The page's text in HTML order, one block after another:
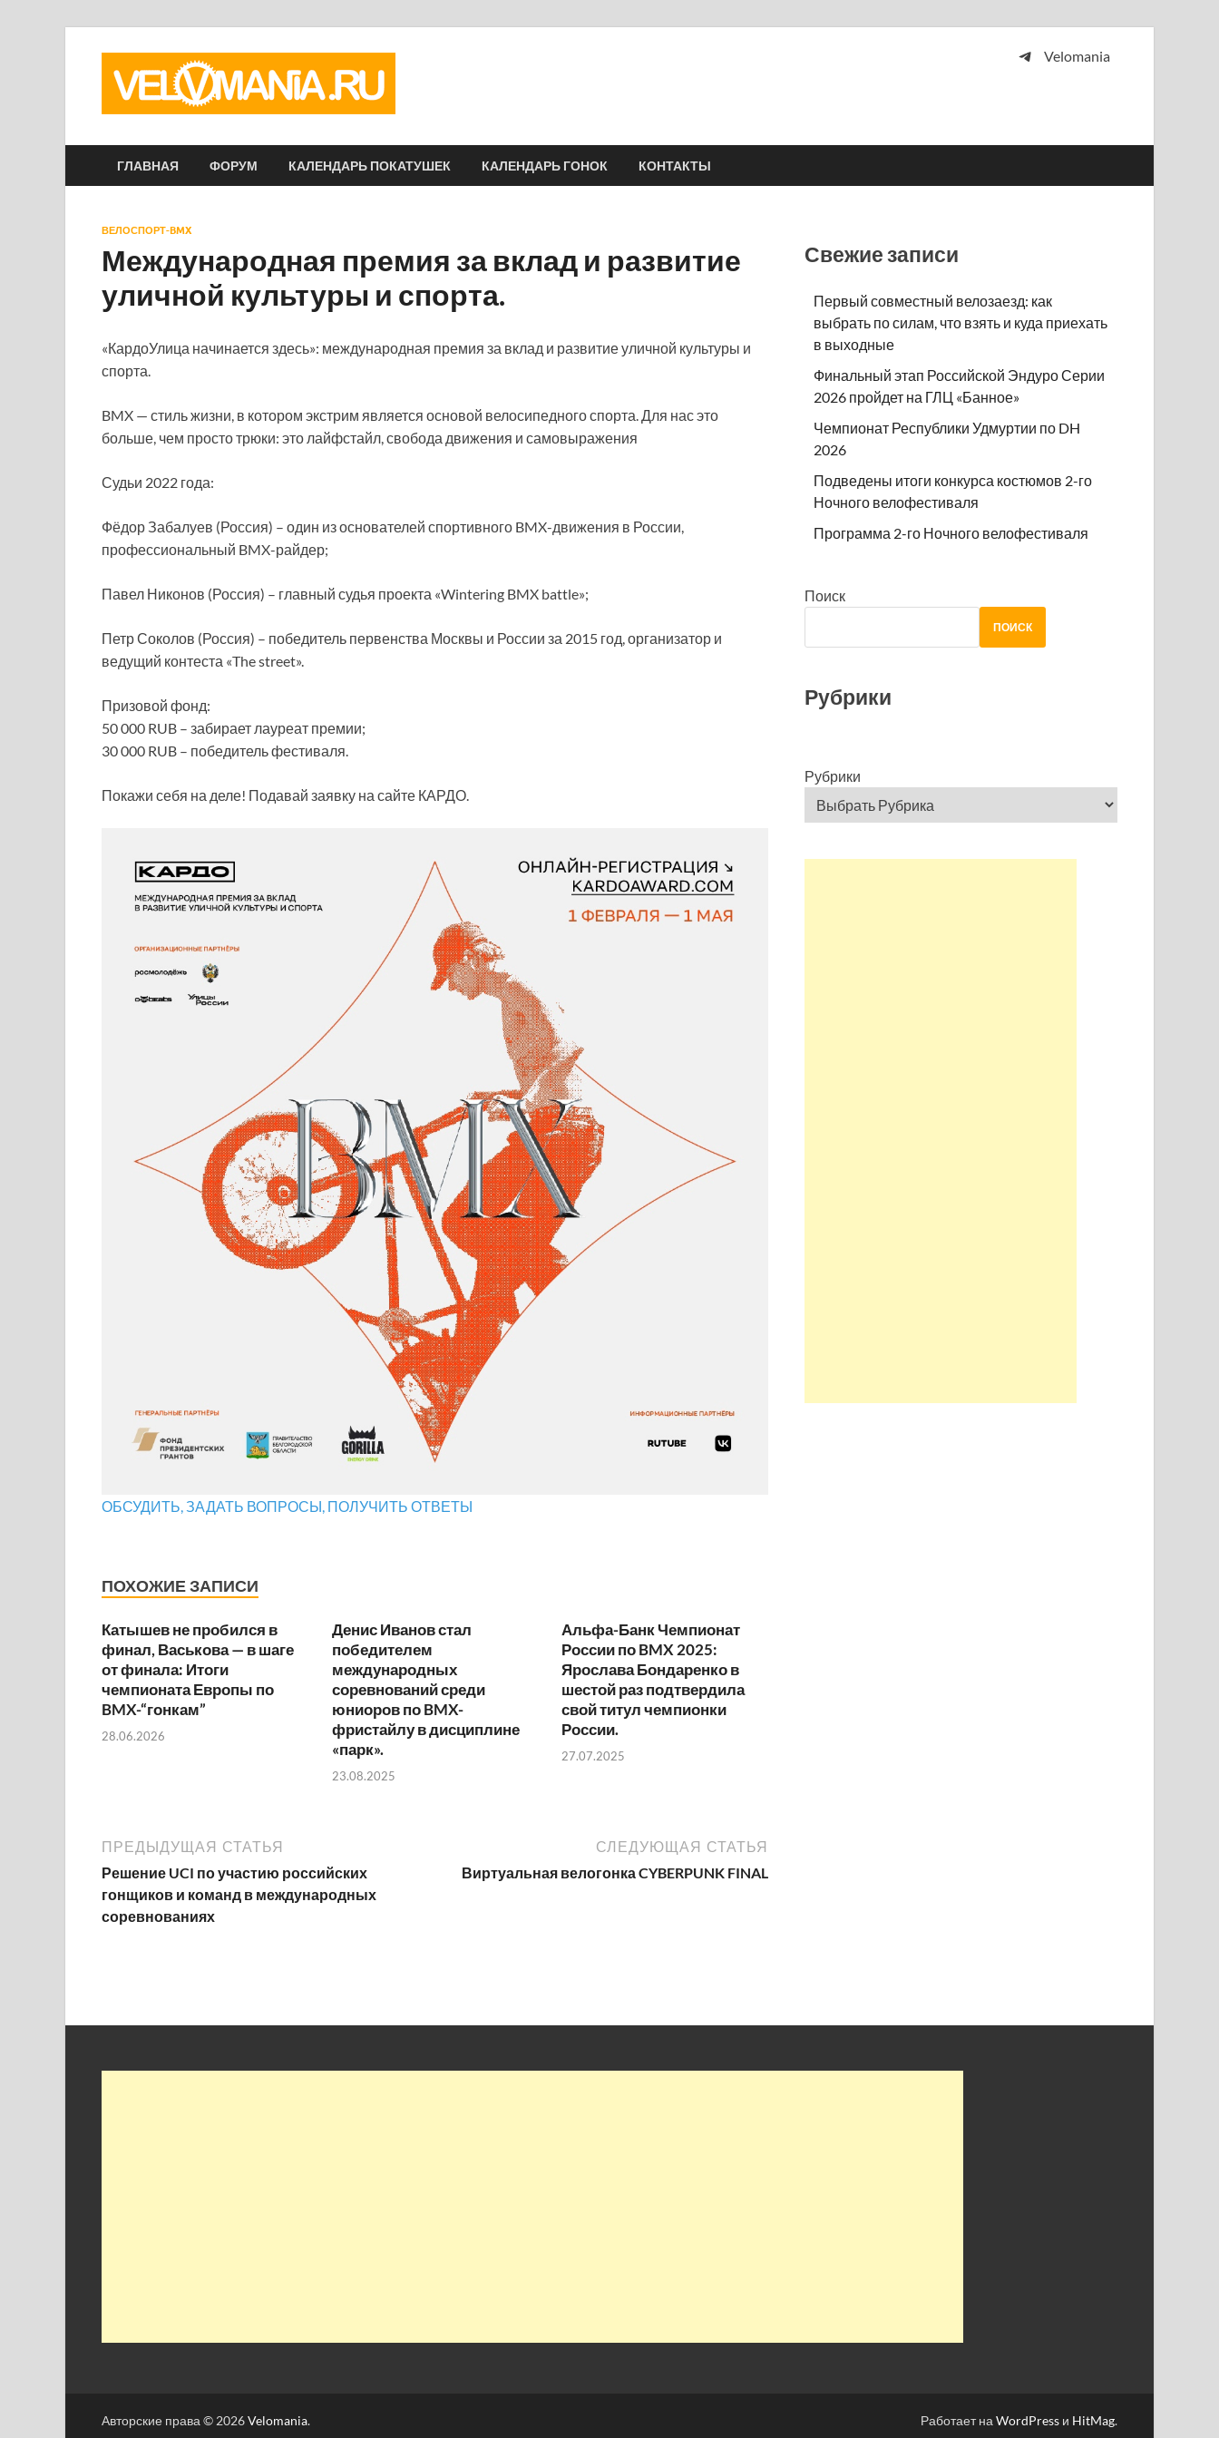
Velomania
ГЛАВНАЯ ФОРУМ КАЛЕНДАРЬ ПОКАТУШЕК КАЛЕНДАРЬ ГОНОК КОНТАКТЫ
ВЕЛОСПОРТ-BMX
Международная премия за вклад и развитие
уличной культуры и спорта.
«КардоУлица начинается здесь»: международная премия за вклад и развитие уличной культуры и
спорта.
BMX — стиль жизни, в котором экстрим является основой велосипедного спорта. Для нас это
больше, чем просто трюки: это лайфстайл, свобода движения и самовыражения
Судьи 2022 года:
Фёдор Забалуев (Россия) – один из основателей спортивного BMX-движения в России,
профессиональный BMX-райдер;
Павел Никонов (Россия) – главный судья проекта «Wintering BMX battle»;
Петр Соколов (Россия) – победитель первенства Москвы и России за 2015 год, организатор и
ведущий контеста «The street».
Призовой фонд:
50 000 RUB – забирает лауреат премии;
30 000 RUB – победитель фестиваля.
Покажи себя на деле! Подавай заявку на сайте КАРДО.
ОБСУДИТЬ, ЗАДАТЬ ВОПРОСЫ, ПОЛУЧИТЬ ОТВЕТЫ
ПОХОЖИЕ ЗАПИСИ
Катышев не пробился в
финал, Васькова — в шаге
от финала: Итоги
чемпионата Европы по
BMX-“гонкам”
28.06.2026
Денис Иванов стал
победителем
международных
соревнований среди
юниоров по BMX-
фристайлу в дисциплине
«парк».
23.08.2025
Альфа-Банк Чемпионат
России по BMX 2025:
Ярослава Бондаренко в
шестой раз подтвердила
свой титул чемпионки
России.
27.07.2025
ПРЕДЫДУЩАЯ СТАТЬЯ
Решение UCI по участию российских
гонщиков и команд в международных
соревнованиях
СЛЕДУЮЩАЯ СТАТЬЯ
Виртуальная велогонка CYBERPUNK FINAL
Свежие записи
Первый совместный велозаезд: как
выбрать по силам, что взять и куда приехать
в выходные
Финальный этап Российской Эндуро Серии
2026 пройдет на ГЛЦ «Банное»
Чемпионат Республики Удмуртии по DH
2026
Подведены итоги конкурса костюмов 2-го
Ночного велофестиваля
Программа 2-го Ночного велофестиваля
Поиск
ПОИСК
Рубрики
Рубрики
Авторские права © 2026Velomania. Работает на WordPress и HitMag.